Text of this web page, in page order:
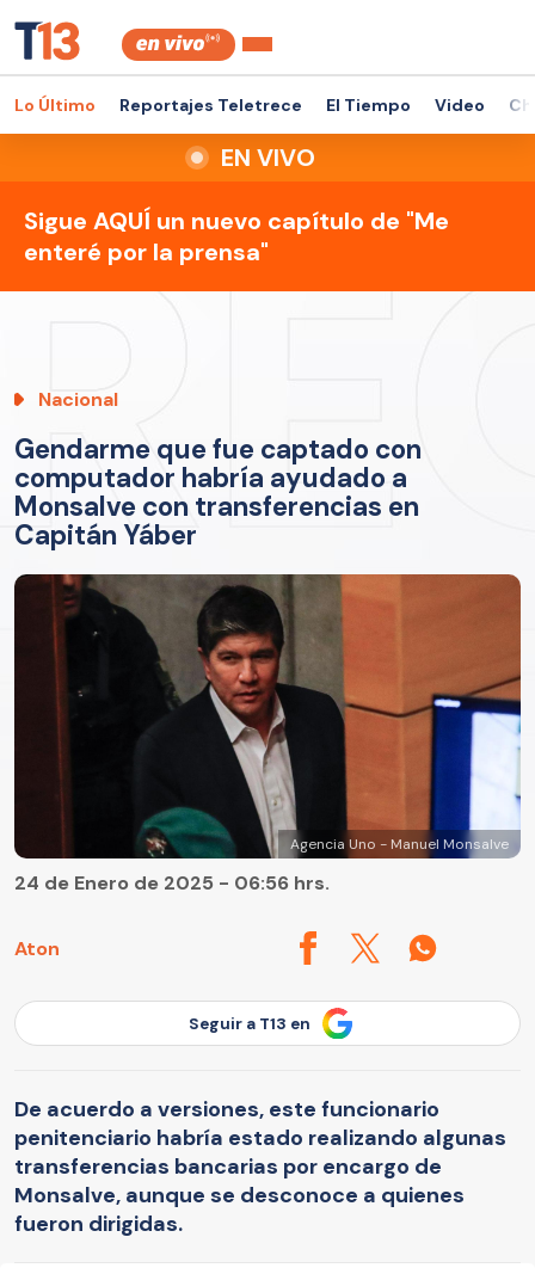
Lo Último Reportajes Teletrece El Tiempo Video
EN VIVO
Sigue AQUÍ un nuevo capítulo de "Me
enteré por la prensa"
Nacional
Gendarme que fue captado con
computador habría ayudado a
Monsalve con transferencias en
Capitán Yáber
Agencia Uno - Manuel Monsalve
Aton
24 de Enero de 2025 - 06:56 hrs.
Seguir a T13 en
De acuerdo a versiones, este funcionario
penitenciario habría estado realizando algunas
transferencias bancarias por encargo de
Monsalve, aunque se desconoce a quienes
fueron dirigidas.